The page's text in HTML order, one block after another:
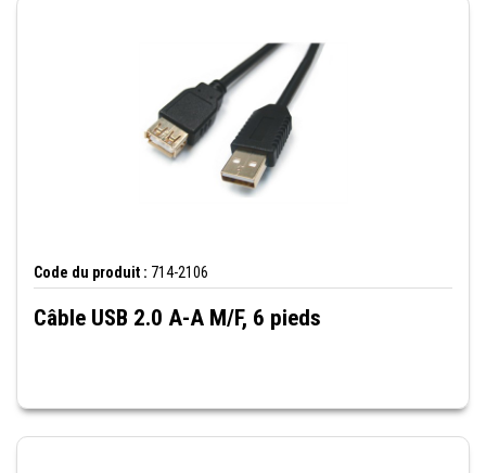
Code du produit : 714-2106
Câble USB 2.0 A-A M/F, 6 pieds